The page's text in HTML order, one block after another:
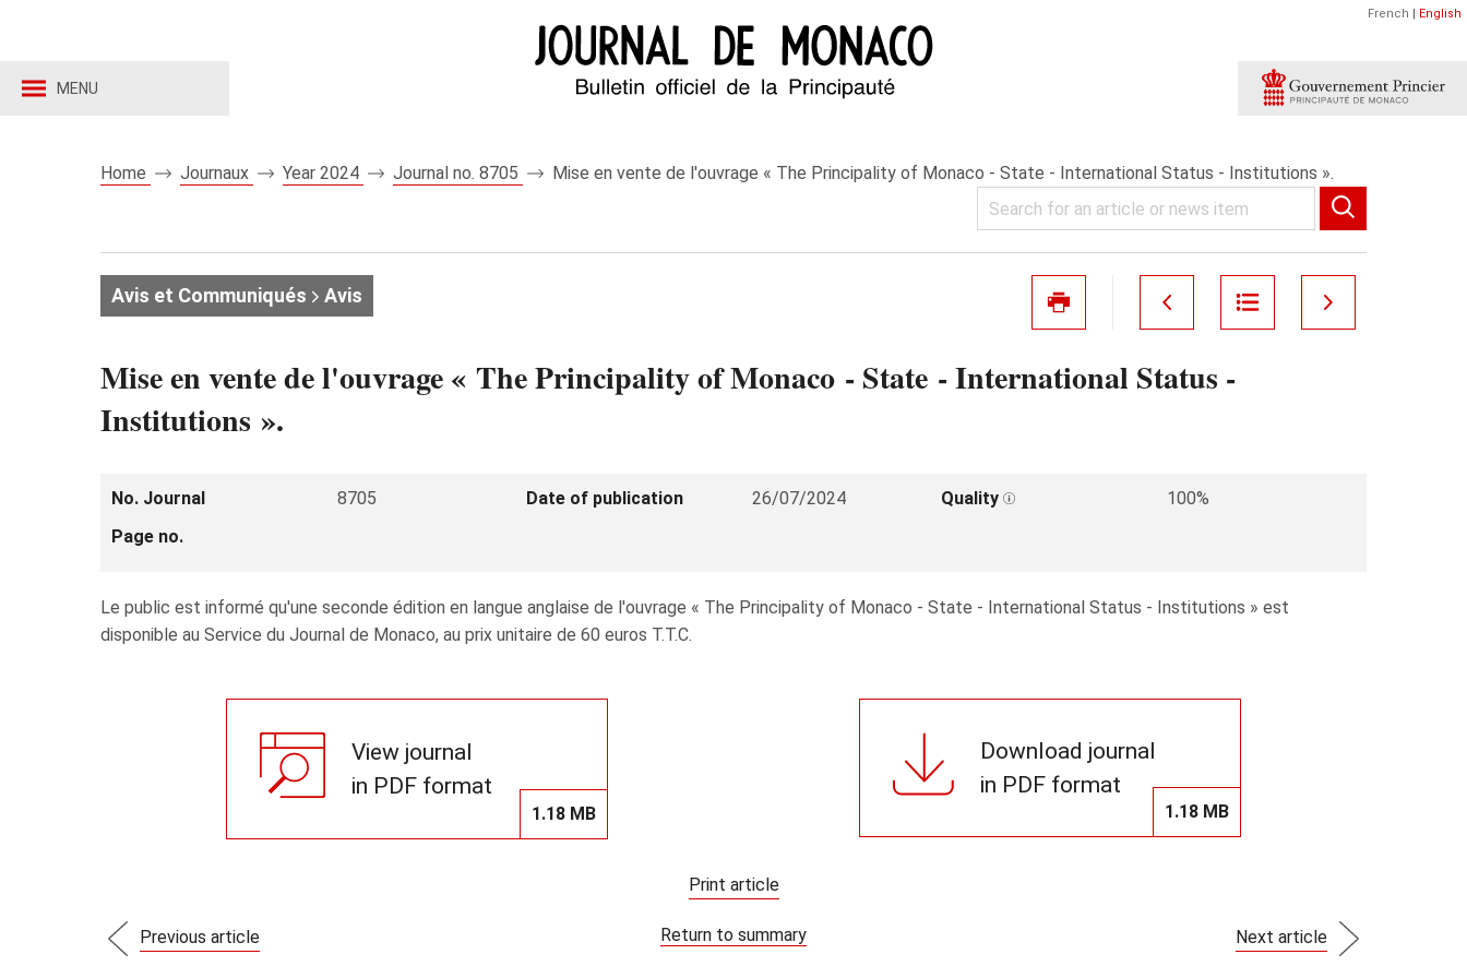
MENU
French | English
Home Journaux Year 2024 Journal no. 8705 Mise en vente de l'ouvrage « The Principality of Monaco - State - International Status - Institutions ».
Avis et Communiqués Avis
Mise en vente de l'ouvrage « The Principality of Monaco - State - International Status -
Institutions ».
No. Journal 8705 Date of publication 26/07/2024 Quality
100%
Page no.
Le public est informé qu'une seconde édition en langue anglaise de l'ouvrage « The Principality of Monaco - State - International Status - Institutions » est
disponible au Service du Journal de Monaco, au prix unitaire de 60 euros T.T.C.
View journal
in PDF format
1.18 MB
Download journal
in PDF format
1.18 MB
Print article
Previous article Return to summary Next article